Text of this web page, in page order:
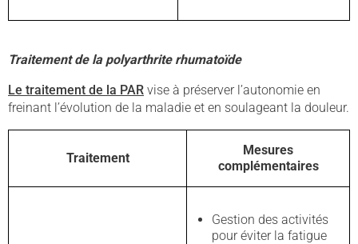
Traitement de la polyarthrite rhumatoïde
Le traitement de la PAR vise à préserver l’autonomie en
freinant l’évolution de la maladie et en soulageant la douleur.
Traitement
Mesures
complémentaires
Gestion des activités
pour éviter la fatigue